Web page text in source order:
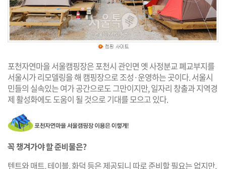
포천자연마을 서울캠핑장은 포천시 관인면 옛 사정분교 폐교부지를
서울시가 리모델링을 해 캠핑장으로 조성·운영하는 곳이다. 서울시
민들의 실속있는 여가 공간으로도 그만이지만, 일자리 창출과 지역경
제 활성화에도 도움이 될 것으로 기대를 모으고 있다.
꼭 챙겨가야 할 준비물은?
텐트와 매트, 테이블, 화덕 등은 제공되니 따로 준비할 필요는 없지만,